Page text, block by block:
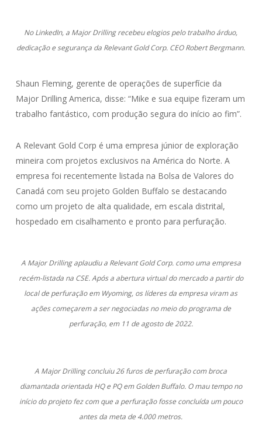
No LinkedIn, a Major Drilling recebeu elogios pelo trabalho árduo,
dedicação e segurança da Relevant Gold Corp. CEO Robert Bergmann.
Shaun Fleming, gerente de operações de superfície da
Major Drilling America, disse: “Mike e sua equipe fizeram um
trabalho fantástico, com produção segura do início ao fim”.
A Relevant Gold Corp é uma empresa júnior de exploração
mineira com projetos exclusivos na América do Norte. A
empresa foi recentemente listada na Bolsa de Valores do
Canadá com seu projeto Golden Buffalo se destacando
como um projeto de alta qualidade, em escala distrital,
hospedado em cisalhamento e pronto para perfuração.
A Major Drilling aplaudiu a Relevant Gold Corp. como uma empresa
recém-listada na CSE. Após a abertura virtual do mercado a partir do
local de perfuração em Wyoming, os líderes da empresa viram as
ações começarem a ser negociadas no meio do programa de
perfuração, em 11 de agosto de 2022.
A Major Drilling concluiu 26 furos de perfuração com broca
diamantada orientada HQ e PQ em Golden Buffalo. O mau tempo no
início do projeto fez com que a perfuração fosse concluída um pouco
antes da meta de 4.000 metros.